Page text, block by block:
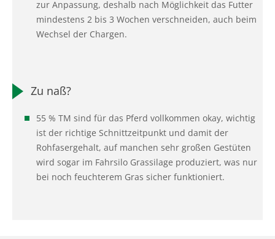
zur Anpassung, deshalb nach Möglichkeit das Futter
mindestens 2 bis 3 Wochen verschneiden, auch beim
Wechsel der Chargen.
Zu naß?
55 % TM sind für das Pferd vollkommen okay, wichtig
ist der richtige Schnittzeitpunkt und damit der
Rohfasergehalt, auf manchen sehr großen Gestüten
wird sogar im Fahrsilo Grassilage produziert, was nur
bei noch feuchterem Gras sicher funktioniert.